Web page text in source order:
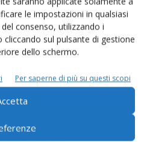
le impostazioni in qualsiasi
consenso, utilizzando i
cliccando sul pulsante di gestione
dello schermo.
Per saperne di più su questi scopi
Romano quotato
flussi commerciali si
In particolare, nei primi nove
e Fiore Sardo pari al
complice il calo dei prezzi
monetario pari a 190